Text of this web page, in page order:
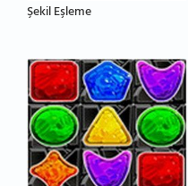
Şekil Eşleme